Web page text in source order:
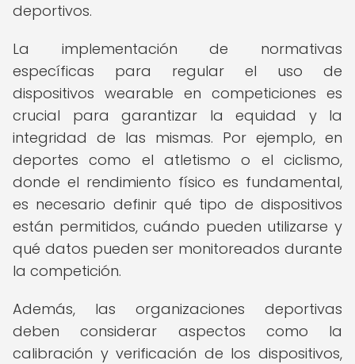
deportivos.
La implementación de normativas
específicas para regular el uso de
dispositivos wearable en competiciones es
crucial para garantizar la equidad y la
integridad de las mismas. Por ejemplo, en
deportes como el atletismo o el ciclismo,
donde el rendimiento físico es fundamental,
es necesario definir qué tipo de dispositivos
están permitidos, cuándo pueden utilizarse y
qué datos pueden ser monitoreados durante
la competición.
Además, las organizaciones deportivas
deben considerar aspectos como la
calibración y verificación de los dispositivos,